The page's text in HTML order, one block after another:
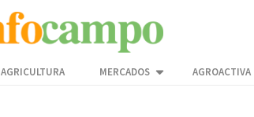
AGRICULTURA MERCADOS AGROACTIVA